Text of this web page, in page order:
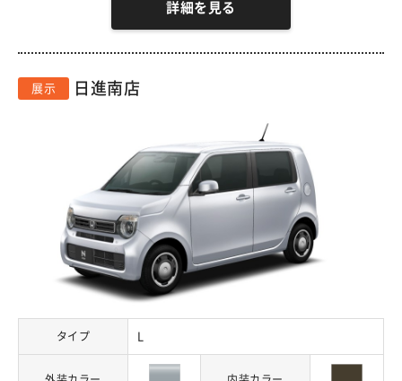
詳細を見る
展示 日進南店
タイプ